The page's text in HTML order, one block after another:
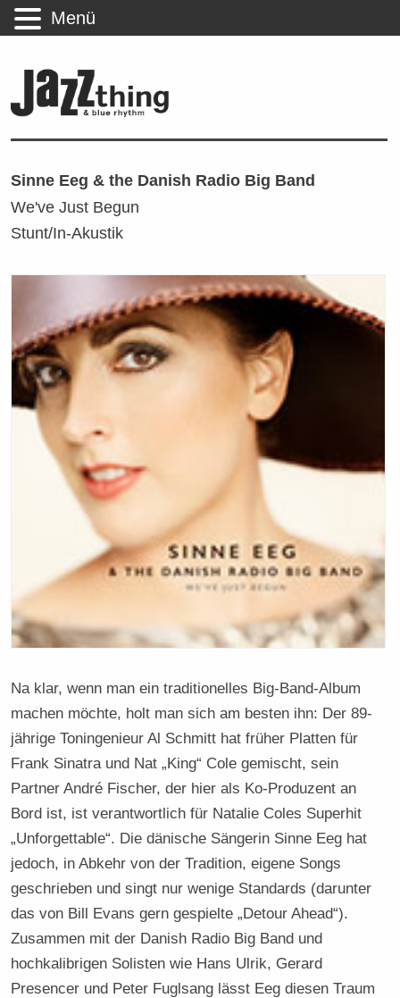
Sinne Eeg & the Danish Radio Big Band
We've Just Begun
Stunt/In-Akustik
Na klar, wenn man ein traditionelles Big-Band-Album
machen möchte, holt man sich am besten ihn: Der 89-
jährige Toningenieur Al Schmitt hat früher Platten für
Frank Sinatra und Nat „King“ Cole gemischt, sein
Partner André Fischer, der hier als Ko-Produzent an
Bord ist, ist verantwortlich für Natalie Coles Superhit
„Unforgettable“. Die dänische Sängerin Sinne Eeg hat
jedoch, in Abkehr von der Tradition, eigene Songs
geschrieben und singt nur wenige Standards (darunter
das von Bill Evans gern gespielte „Detour Ahead“).
Zusammen mit der Danish Radio Big Band und
hochkalibrigen Solisten wie Hans Ulrik, Gerard
Presencer und Peter Fuglsang lässt Eeg diesen Traum
Menü